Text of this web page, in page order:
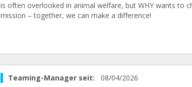
is often overlooked in animal welfare, but WHY wants to
mission – together, we can make a difference!
Teaming-Manager seit: 08/04/2026